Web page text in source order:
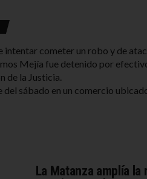
intentar cometer un robo y de
Mejía fue detenido por
de la Justicia.
sábado en un comercio
La Matanza amplía la